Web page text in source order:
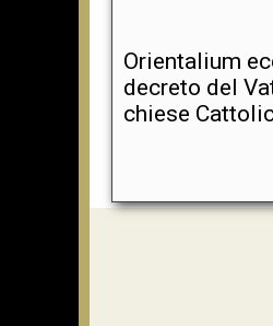
Orientalium
decreto del
chiese